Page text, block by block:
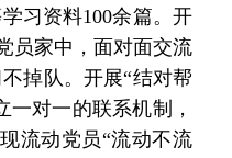
习资料100余篇。开
员家中，面对面交流
掉队。开展“结对帮
一对一的联系机制，
流动党员“流动不流